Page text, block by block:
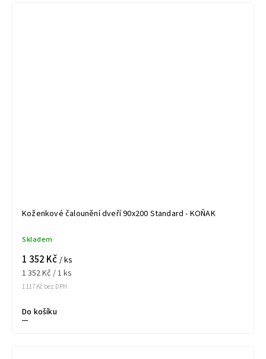
Koženkové čalounění dveří 90x200 Standard - KOŇAK
Skladem
1 117 Kč bez DPH
1 352 Kč / ks
1 352 Kč / 1 ks
Do košíku